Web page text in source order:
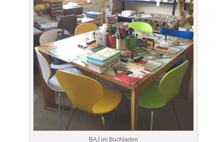
BAJ im Buchladen